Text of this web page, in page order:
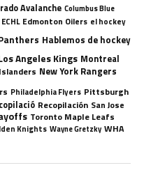
Avalanche Columbus Blue
ECHL Edmonton Oilers el hockey
Hablemos de hockey
Angeles Kings Montreal
New York Rangers
Philadelphia Flyers Pittsburgh
Recopilación San Jose
Toronto Maple Leafs
Knights Wayne Gretzky WHA